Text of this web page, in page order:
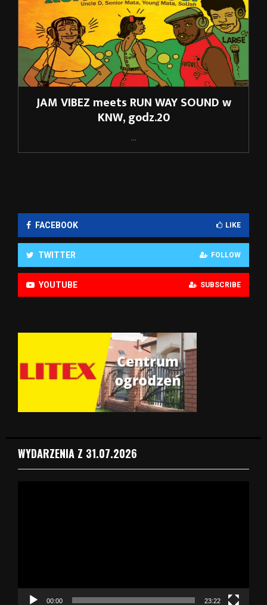
JAM VIBEZ meets RUN WAY SOUND w
KNW, godz.20
...
FACEBOOK LIKE
TWITTER FOLLOW
YOUTUBE SUBSCRIBE
WYDARZENIA Z 31.07.2026
c
00:00 23:22